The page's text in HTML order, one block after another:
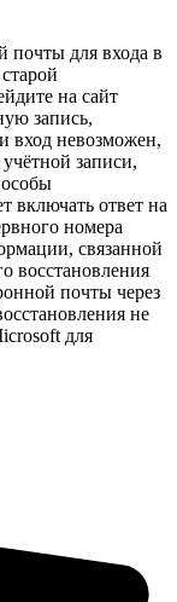
почты для входа в
на сайт
запись,
вход невозможен,
записи,
включать ответ на
номера
связанной
восстановления
почты через
не
для